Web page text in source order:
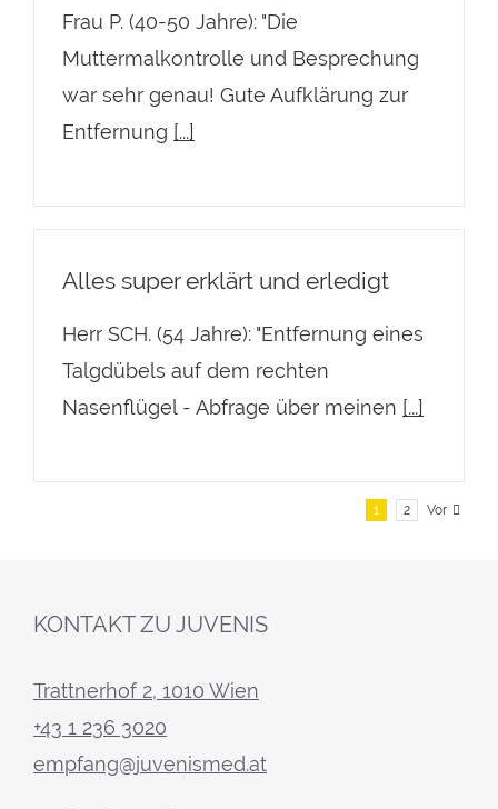
Frau P. (40-50 Jahre): "Die
Muttermalkontrolle und Besprechung
war sehr genau! Gute Aufklärung zur
Entfernung [...]
Alles super erklärt und erledigt
Herr SCH. (54 Jahre): "Entfernung eines
Talgdübels auf dem rechten
Nasenflügel - Abfrage über meinen [...]
1 2 Vor
KONTAKT ZU JUVENIS
Trattnerhof 2, 1010 Wien
+43 1 236 3020
empfang@juvenismed.at